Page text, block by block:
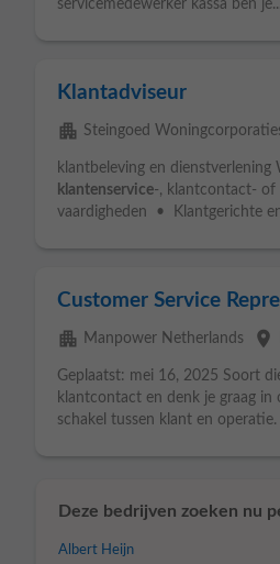
servicemedewerker kassa ben je...
Klantadviseur
apartment Steingoed
klantbeleving en
klantenservice-, klantcontact-
vaardigheden • Klantgerichte
Customer Service
apartment Manpower Netherlands place
Geplaatst: mei 16, 2025 Soort
klantcontact en denk je graag in
schakel tussen klant en operatie.
Deze bedrijven zoeken nu
Albert Heijn